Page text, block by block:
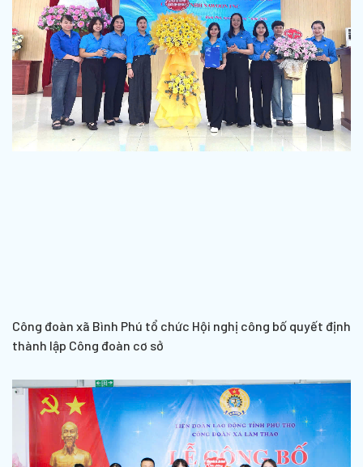
Công đoàn xã Bình Phú tổ chức Hội nghị công bố quyết định
thành lập Công đoàn cơ sở